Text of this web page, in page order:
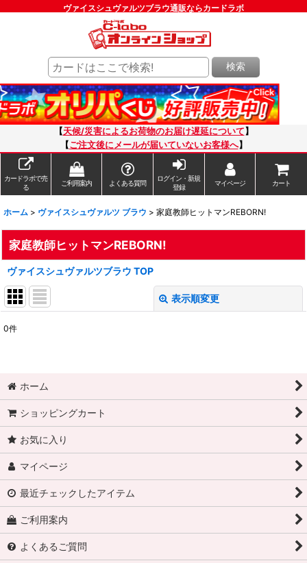
ヴァイスシュヴァルツブラウ通販ならカードラボ
検索
【天候/災害によるお荷物のお届け遅延について 】
【ご注文後にメールが届いていないお客様へ】
カードラボで売
る
ご利用案内 よくある質問
ログイン・新規
登録
マイページ カート
ホーム > ヴァイスシュヴァルツ ブラウ > 家庭教師ヒットマンREBORN!
家庭教師ヒットマンREBORN!
ヴァイスシュヴァルツブラウ TOP
表示順変更
並び順:
0件
ホーム
ショッピングカート
お気に入り
マイページ
最近チェックしたアイテム
ご利用案内
よくあるご質問